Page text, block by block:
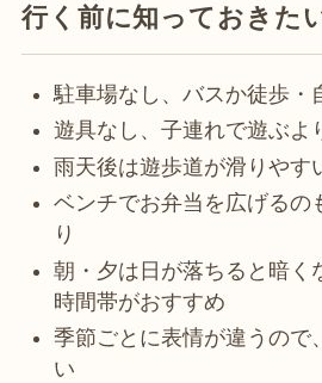
行く前に知っておきた
駐車場なし、バスか徒歩・
遊具なし、子連れで遊ぶよ
雨天後は遊歩道が滑りやす
ベンチでお弁当を広げる
り
朝・夕は日が落ちると暗く
時間帯がおすすめ
季節ごとに表情が違うので
い